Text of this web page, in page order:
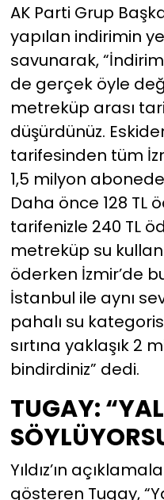
AK Parti Grup
yapılan indirimin
savunarak,
de gerçek öyle
metreküp arası
düşürdünüz.
tarifesinden tüm
1,5 milyon abonede
Daha önce 128 TL
tarifenizle 240 TL
metreküp su
öderken İzmir’de
İstanbul ile aynı
pahalı su
sırtına yaklaşık 2
bindirdiniz” dedi.
TUGAY:
Yıldız’ın
gösteren Tugay,